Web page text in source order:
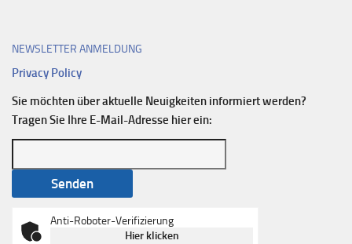
NEWSLETTER ANMELDUNG
Privacy Policy
Sie möchten über aktuelle Neuigkeiten informiert werden?
Tragen Sie Ihre E-Mail-Adresse hier ein:
Anti-Roboter-Verifizierung
Hier klicken